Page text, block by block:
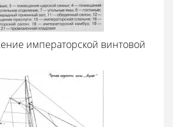
императорской винтовой